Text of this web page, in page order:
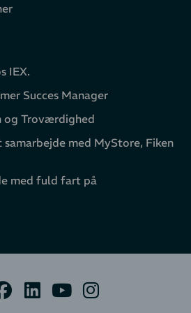
IEX.
Succes Manager
og Troværdighed
med MyStore, Fiken
med fuld fart på